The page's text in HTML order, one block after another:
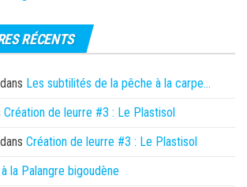
RÉCENTS
dans Les subtilités de la pêche à la carpe…
Création de leurre #3 : Le Plastisol
dans Création de leurre #3 : Le Plastisol
la Palangre bigoudène